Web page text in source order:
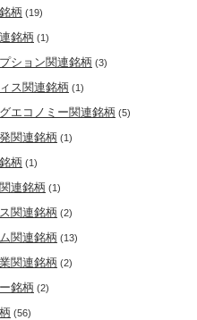
柄 (19)
銘柄 (1)
ション関連銘柄 (3)
ス関連銘柄 (1)
エコノミー関連銘柄 (5)
関連銘柄 (1)
柄 (1)
連銘柄 (1)
関連銘柄 (2)
関連銘柄 (13)
関連銘柄 (2)
銘柄 (2)
(56)